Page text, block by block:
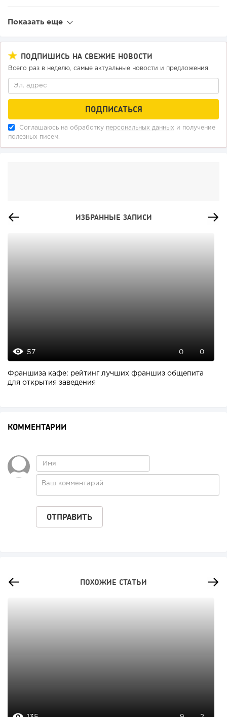
Показать еще
ПОДПИШИСЬ НА СВЕЖИЕ НОВОСТИ
Всего раз в неделю, самые актуальные новости и предложения.
Соглашаюсь на обработку персональных данных и получение
полезных писем.
ИЗБРАННЫЕ ЗАПИСИ
57 0 0
Франшиза кафе: рейтинг лучших франшиз общепита
для открытия заведения
КОММЕНТАРИИ
ПОХОЖИЕ СТАТЬИ